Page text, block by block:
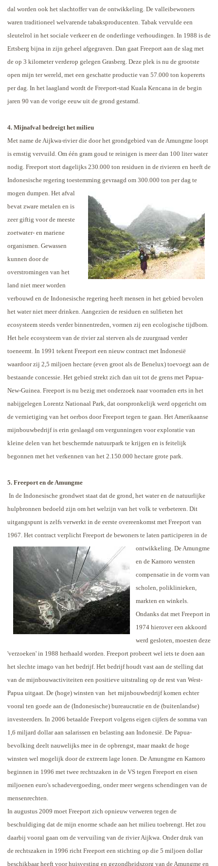
dal worden ook het slachtoffer van de ontwikkeling. De valleibewoners
waren traditioneel welvarende tabaksproducenten. Tabak vervulde een
sleutelrol in het sociale verkeer en de onderlinge verhoudingen. In 1988 is de
Ertsberg bijna in zijn geheel afgegraven. Dan gaat Freeport aan de slag met
de op 3 kilometer verderop gelegen Grasberg. Deze plek is nu de grootste
open mijn ter wereld, met een geschatte productie van 57.000 ton kopererts
per dag. In het laagland wordt de Freeport-stad Kuala Kencana in de begin
jaren 90 van de vorige eeuw uit de grond gestamd.
4. Mijnafval bedreigt het milieu
Met name de Aijkwa-rivier die door het grondgebied van de Amungme loopt
is ernstig vervuild. Om één gram goud te reinigen is meer dan 100 liter water
nodig. Freeport stort dagelijks 230.000 ton residuen in de rivieren en heeft de
Indonesische regering toestemming gevraagd om 300.000 ton per dag te
mogen dumpen. Het afval
bevat zware metalen en is
zeer giftig voor de meeste
zoetwater- en mariene
organismen. Gewassen
kunnen door de
overstromingen van het
land niet meer worden
verbouwd en de Indonesische regering heeft mensen in het gebied bevolen
het water niet meer drinken. Aangezien de residuen en sulfieten het
ecosysteem steeds verder binnentreden, vormen zij een ecologische tijdbom.
Het hele ecosysteem van de rivier zal sterven als de zuurgraad verder
toeneemt. In 1991 tekent Freeport een nieuw contract met Indonesië
waardoor zij 2,5 miljoen hectare (even groot als de Benelux) toevoegt aan de
bestaande concessie. Het gebied strekt zich dan uit tot de grens met Papua-
New-Guinea. Freeport is nu bezig met onderzoek naar voorraden erts in het
nabijgelegen Lorentz Nationaal Park, dat oorspronkelijk werd opgericht om
de vernietiging van het oerbos door Freeport tegen te gaan. Het Amerikaanse
mijnbouwbedrijf is erin geslaagd om vergunningen voor exploratie van
kleine delen van het beschermde natuurpark te krijgen en is feitelijk
begonnen met het verkennen van het 2.150.000 hectare grote park.
5. Freeport en de Amungme
In de Indonesische grondwet staat dat de grond, het water en de natuurlijke
hulpbronnen bedoeld zijn om het welzijn van het volk te verbeteren. Dit
uitgangspunt is zelfs verwerkt in de eerste overeenkomst met Freeport van
1967. Het contract verplicht Freeport de bewoners te laten participeren in de
ontwikkeling. De Amungme
en de Kamoro wensten
compensatie in de vorm van
scholen, poliklinieken,
markten en winkels.
Ondanks dat met Freeport in
1974 hierover een akkoord
werd gesloten, moesten deze
'verzoeken' in 1988 herhaald worden. Freeport probeert wel iets te doen aan
het slechte imago van het bedrijf. Het bedrijf houdt vast aan de stelling dat
van de mijnbouwactiviteiten een positieve uitstraling op de rest van West-
Papua uitgaat. De (hoge) winsten van het mijnbouwbedrijf komen echter
vooral ten goede aan de (Indonesische) bureaucratie en de (buitenlandse)
investeerders. In 2006 betaalde Freeport volgens eigen cijfers de somma van
1,6 miljard dollar aan salarissen en belasting aan Indonesië. De Papua-
bevolking deelt nauwelijks mee in de opbrengst, maar maakt de hoge
winsten wel mogelijk door de extreem lage lonen. De Amungme en Kamoro
beginnen in 1996 met twee rechtszaken in de VS tegen Freeport en eisen
miljoenen euro's schadevergoeding, onder meer wegens schendingen van de
mensenrechten.
In augustus 2009 moet Freeport zich opnieuw verweren tegen de
beschuldiging dat de mijn enorme schade aan het milieu toebrengt. Het zou
daarbij vooral gaan om de vervuiling van de rivier Aijkwa. Onder druk van
de rechtszaken in 1996 richt Freeport een stichting op die 5 miljoen dollar
beschikbaar heeft voor huisvesting en gezondheidszorg van de Amungme en